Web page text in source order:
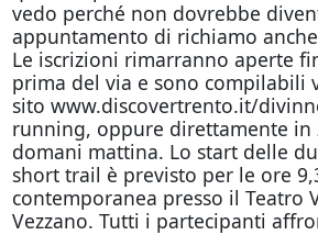
vedo perché non dovrebbe
appuntamento di richiamo
Le iscrizioni rimarranno aperte
prima del via e sono compilabili
sito www.discovertrento.it/
running, oppure direttamente in
domani mattina. Lo start delle
short trail è previsto per le ore
contemporanea presso il Teatro
Vezzano. Tutti i partecipanti